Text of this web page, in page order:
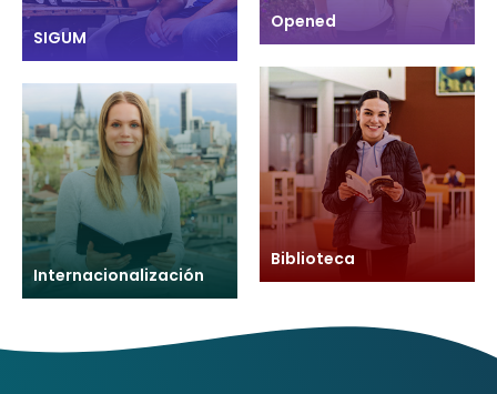
SIGUM
Opened
Internacionalización
Biblioteca